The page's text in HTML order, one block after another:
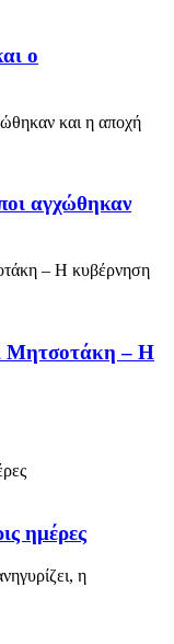
ο
αγχώθηκαν
Μητσοτάκη – Η
ημέρες